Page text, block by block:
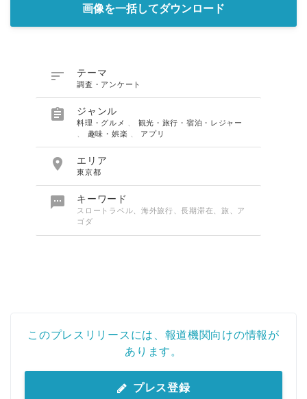
画像を一括してダウンロード
 テーマ
調査・アンケート
 ジャンル
料理・グルメ
観光・旅行・宿泊・レジャー
趣味・娯楽 アプリ
 エリア
東京都
 キーワード
スロートラベル、海外旅行、長期滞在、旅、ア
ゴダ
このプレスリリースには、報道機関向けの情報が
あります。
プレス登録